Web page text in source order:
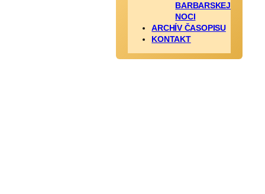
BARBARSKEJ
NOCI
ARCHÍV ČASOPISU
KONTAKT